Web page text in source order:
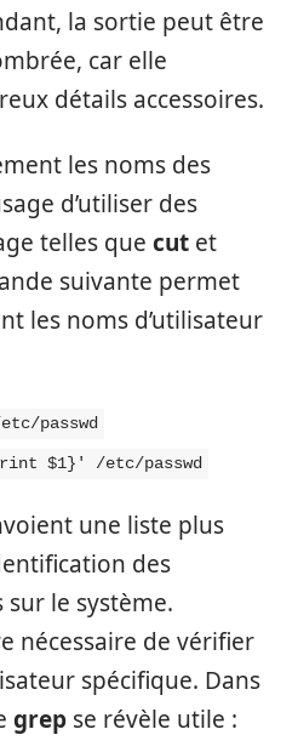
la sortie peut être
car elle
détails accessoires.
les noms des
d’utiliser des
telles que cut et
suivante permet
les noms d’utilisateur
passwd
$1}' /etc/passwd
une liste plus
des
le système.
nécessaire de vérifier
spécifique. Dans
grep se révèle utile :